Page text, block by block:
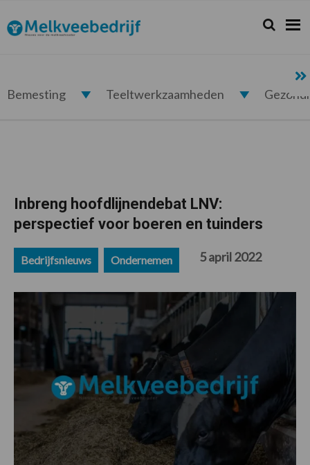
de
hoofdnavigatie
de
hoofd
de
eerste
de
voettekst
Melkveebedrijf.nl Zoeken...
Zoek
Bemesting Teeltwerkzaamheden
Inbreng hoofdlijnendebat LNV:
perspectief voor boeren en tuinders
Bedrijfsnieuws Ondernemen 5 april 2022